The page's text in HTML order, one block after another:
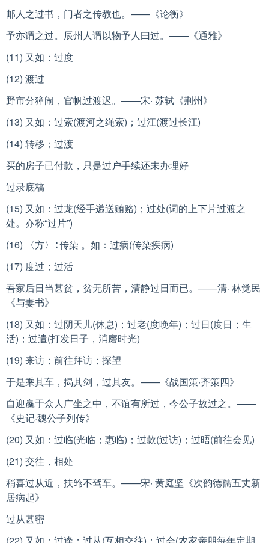
邮人之过书，门者之传教也。——《论衡》
予亦谓之过。辰州人谓以物予人曰过。——《通雅》
(11) 又如：过度
(12) 渡过
野市分獐闹，官帆过渡迟。——宋· 苏轼《荆州》
(13) 又如：过索(渡河之绳索)；过江(渡过长江)
(14) 转移；过渡
买的房子已付款，只是过户手续还未办理好
过录底稿
(15) 又如：过龙(经手递送贿赂)；过处(词的上下片过渡之
处。亦称“过片”)
(16) 〈方〉∶ 传染 。如：过病(传染疾病)
(17) 度过；过活
吾家后日当甚贫，贫无所苦，清静过日而已。——清· 林觉民
《与妻书》
(18) 又如：过阴天儿(休息)；过老(度晚年)；过日(度日；生
活)；过遣(打发日子，消磨时光)
(19) 来访；前往拜访；探望
于是乘其车，揭其剑，过其友。——《战国策·齐策四》
自迎嬴于众人广坐之中，不谊有所过，今公子故过之。——
《史记·魏公子列传》
(20) 又如：过临(光临；惠临)；过款(过访)；过晤(前往会见)
(21) 交往，相处
稍喜过从近，扶筇不驾车。——宋· 黄庭坚《次韵德孺五丈新
居病起》
过从甚密